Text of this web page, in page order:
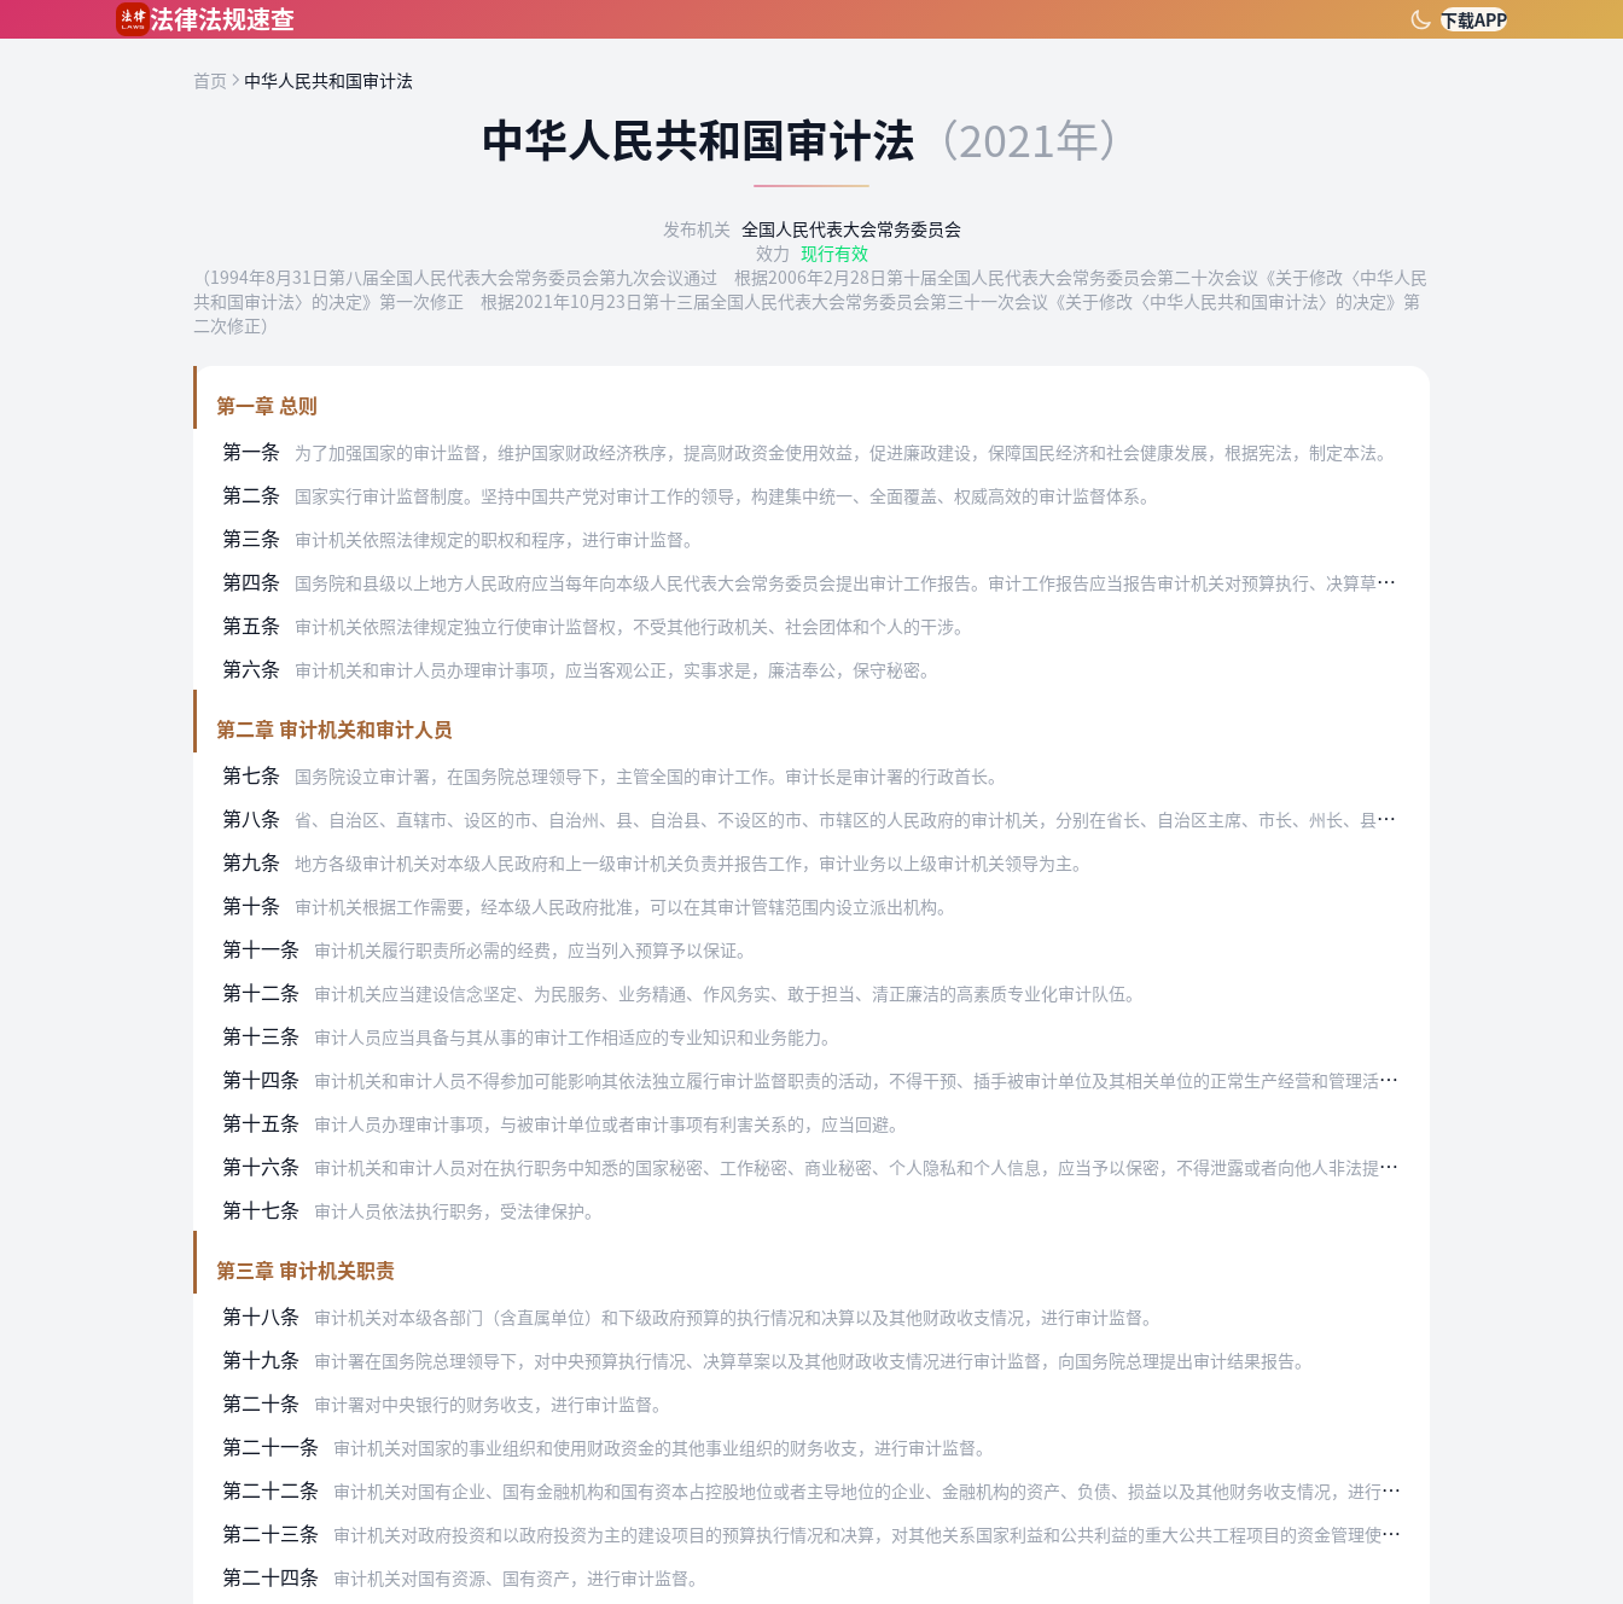
法律法规速查 下载APP
首页 中华人民共和国审计法
中华人民共和国审计法 （2021年）
发布机关 全国人民代表大会常务委员会
效力 现行有效
（1994年8月31日第八届全国人民代表大会常务委员会第九次会议通过 根据2006年2月28日第十届全国人民代表大会常务委员会第二十次会议《关于修改〈中华人民
共和国审计法〉的决定》第一次修正 根据2021年10月23日第十三届全国人民代表大会常务委员会第三十一次会议《关于修改〈中华人民共和国审计法〉的决定》第
二次修正）
第一章 总则
第一条
为了加强国家的审计监督，维护国家财政经济秩序，提高财政资金使用效益，促进廉政建设，保障国民经济和社会健康发展，根据宪法，制定本法。
第二条 国家实行审计监督制度。坚持中国共产党对审计工作的领导，构建集中统一、全面覆盖、权威高效的审计监督体系。
第三条 审计机关依照法律规定的职权和程序，进行审计监督。
第四条 国务院和县级以上地方人民政府应当每年向本级人民代表大会常务委员会提出审计工作报告。审计工作报告应当报告审计机关对预算执行、决算草案以及其他财政收支的审计情况，重…
第五条 审计机关依照法律规定独立行使审计监督权，不受其他行政机关、社会团体和个人的干涉。
第六条 审计机关和审计人员办理审计事项，应当客观公正，实事求是，廉洁奉公，保守秘密。
第二章 审计机关和审计人员
第七条
国务院设立审计署，在国务院总理领导下，主管全国的审计工作。审计长是审计署的行政首长。
第八条 省、自治区、直辖市、设区的市、自治州、县、自治县、不设区的市、市辖区的人民政府的审计机关，分别在省长、自治区主席、市长、州长、县长、区长和上一级审计机关的领导下…
第九条 地方各级审计机关对本级人民政府和上一级审计机关负责并报告工作，审计业务以上级审计机关领导为主。
第十条 审计机关根据工作需要，经本级人民政府批准，可以在其审计管辖范围内设立派出机构。
第十一条 审计机关履行职责所必需的经费，应当列入预算予以保证。
第十二条 审计机关应当建设信念坚定、为民服务、业务精通、作风务实、敢于担当、清正廉洁的高素质专业化审计队伍。
第十三条 审计人员应当具备与其从事的审计工作相适应的专业知识和业务能力。
第十四条 审计机关和审计人员不得参加可能影响其依法独立履行审计监督职责的活动，不得干预、插手被审计单位及其相关单位的正常生产经营和管理活动。
第十五条 审计人员办理审计事项，与被审计单位或者审计事项有利害关系的，应当回避。
第十六条 审计机关和审计人员对在执行职务中知悉的国家秘密、工作秘密、商业秘密、个人隐私和个人信息，应当予以保密，不得泄露或者向他人非法提供。
第十七条 审计人员依法执行职务，受法律保护。
第三章 审计机关职责
第十八条
审计机关对本级各部门（含直属单位）和下级政府预算的执行情况和决算以及其他财政收支情况，进行审计监督。
第十九条 审计署在国务院总理领导下，对中央预算执行情况、决算草案以及其他财政收支情况进行审计监督，向国务院总理提出审计结果报告。
第二十条 审计署对中央银行的财务收支，进行审计监督。
第二十一条 审计机关对国家的事业组织和使用财政资金的其他事业组织的财务收支，进行审计监督。
第二十二条 审计机关对国有企业、国有金融机构和国有资本占控股地位或者主导地位的企业、金融机构的资产、负债、损益以及其他财务收支情况，进行审计监督。
第二十三条 审计机关对政府投资和以政府投资为主的建设项目的预算执行情况和决算，对其他关系国家利益和公共利益的重大公共工程项目的资金管理使用和建设运营情况，进行审计监督。
第二十四条 审计机关对国有资源、国有资产，进行审计监督。